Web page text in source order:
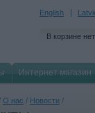
English
В корзине
Интернет магазин
О нас / Новости /